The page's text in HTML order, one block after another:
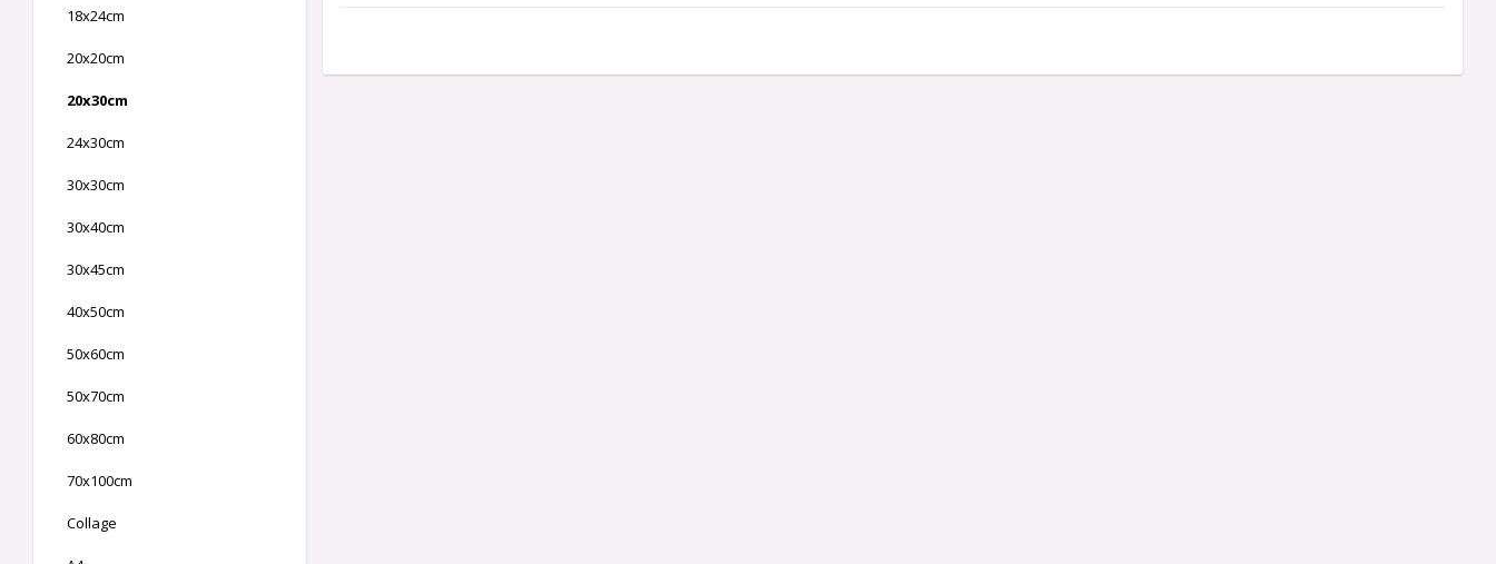
18x24cm
20x20cm
20x30cm
24x30cm
30x30cm
30x40cm
30x45cm
40x50cm
50x60cm
50x70cm
60x80cm
70x100cm
Collage